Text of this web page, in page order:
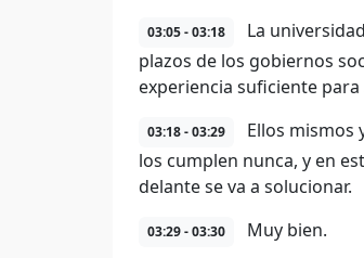
03:05 - 03:18
La
plazos de los gobiernos
experiencia suficiente
03:18 - 03:29
Ellos mismos
los cumplen nunca, y en
delante se va a solucionar.
03:29 - 03:30 Muy bien.